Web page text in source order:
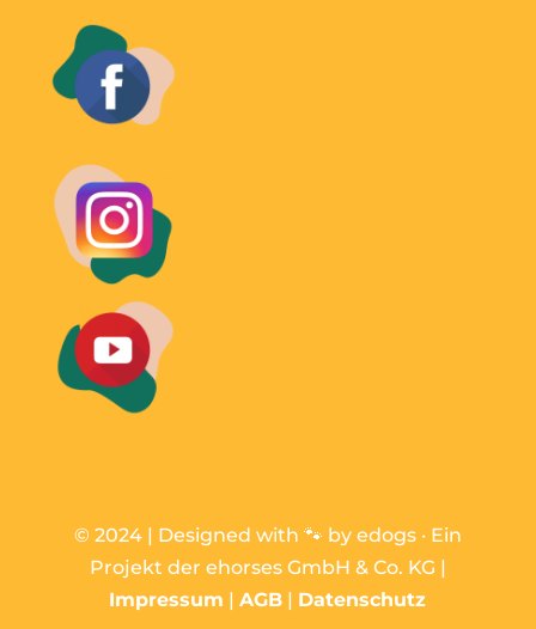
© 2024 | Designed with 🐾 by edogs · Ein
Projekt der ehorses GmbH & Co. KG |
Impressum |AGB | Datenschutz